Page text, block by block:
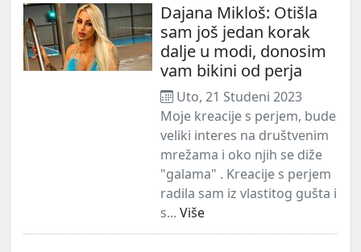
Dajana Mikloš: Otišla
sam još jedan korak
dalje u modi, donosim
vam bikini od perja
Uto, 21 Studeni 2023
Moje kreacije s perjem, bude
veliki interes na društvenim
mrežama i oko njih se diže
"galama" . Kreacije s perjem
radila sam iz vlastitog gušta i
s... Više